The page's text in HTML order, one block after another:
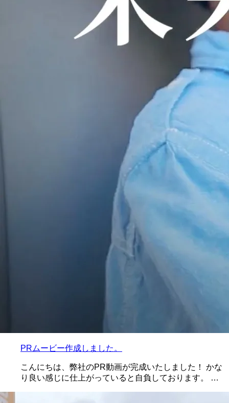
PRムービー作成しました。
こんにちは、弊社のPR動画が完成いたしました！ かな
り良い感じに仕上がっていると自負しております。 …